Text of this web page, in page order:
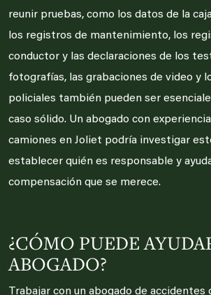
reunir pruebas, como los datos de la
los registros de mantenimiento, los
conductor y las declaraciones de los
fotografías, las grabaciones de video y
policiales también pueden ser
caso sólido. Un abogado con
camiones en Joliet podría investigar
establecer quién es responsable y
compensación que se merece.
¿CÓMO PUEDE
ABOGADO?
Trabajar con un abogado de accidentes